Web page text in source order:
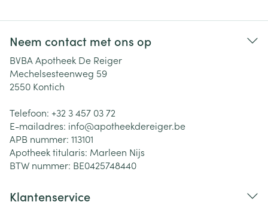
Neem contact met ons op
BVBA Apotheek De Reiger
Mechelsesteenweg 59
2550 Kontich
Telefoon: +32 3 457 03 72
E-mailadres: info@apotheekdereiger.be
APB nummer: 113101
Apotheek titularis: Marleen Nijs
BTW nummer: BE0425748440
Klantenservice